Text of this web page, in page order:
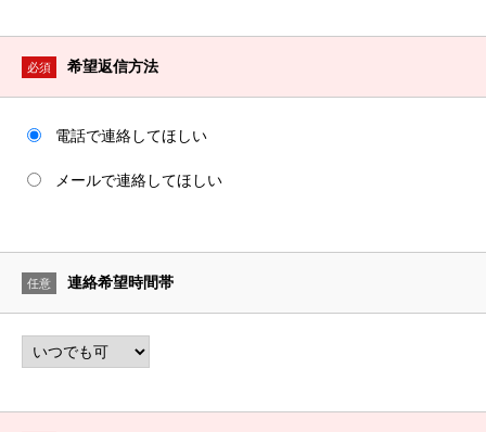
必須 希望返信方法
電話で連絡してほしい
メールで連絡してほしい
任意 連絡希望時間帯